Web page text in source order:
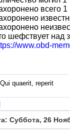
всего 1
шефствует
www.obd-
Qui quaerit, reperit
Суббота, 26